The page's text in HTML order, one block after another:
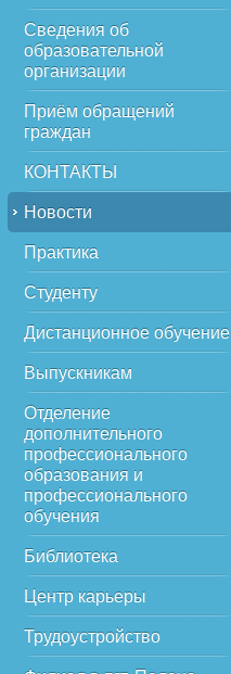
Сведения об
образовательной
организации
Приём обращений
граждан
КОНТАКТЫ
Новости
Практика
Студенту
Дистанционное обучение
Выпускникам
Отделение
дополнительного
профессионального
образования и
профессионального
обучения
Библиотека
Центр карьеры
Трудоустройство